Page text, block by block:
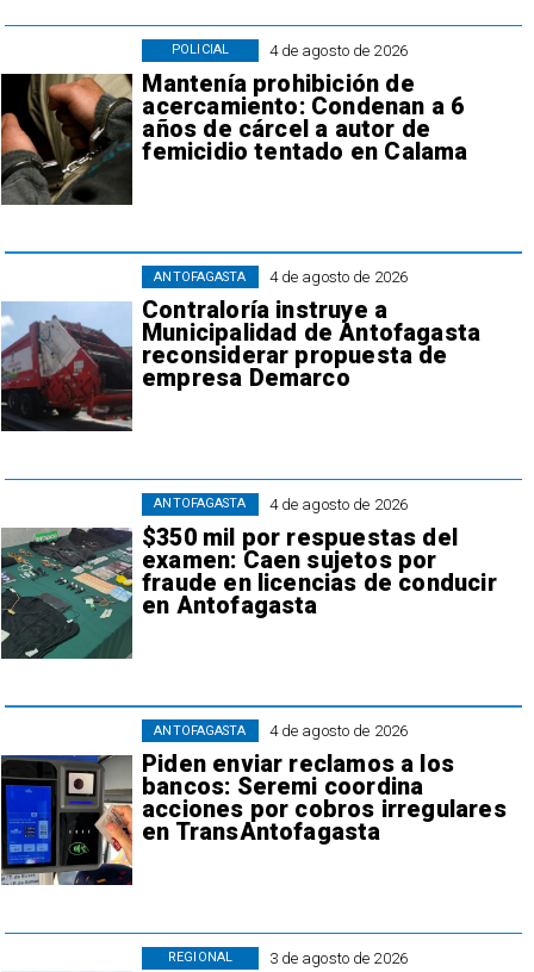
4 de agosto de 2026
Mantenía prohibición de
acercamiento: Condenan a 6
años de cárcel a autor de
femicidio tentado en Calama
POLICIAL
4 de agosto de 2026
Contraloría instruye a
Municipalidad de Antofagasta
reconsiderar propuesta de
empresa Demarco
ANTOFAGASTA
4 de agosto de 2026
$350 mil por respuestas del
examen: Caen sujetos por
fraude en licencias de conducir
en Antofagasta
ANTOFAGASTA
4 de agosto de 2026
Piden enviar reclamos a los
bancos: Seremi coordina
acciones por cobros irregulares
en TransAntofagasta
ANTOFAGASTA
3 de agosto de 2026
REGIONAL